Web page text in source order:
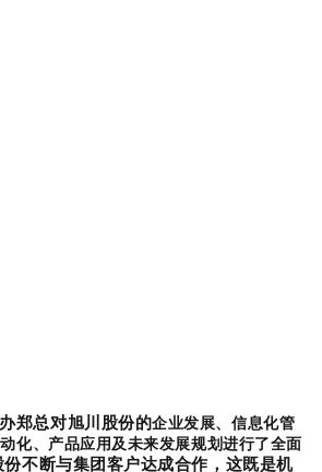
郑总对旭川股份的企业发展、信息化管
化、产品应用及未来发展规划进行了全面
份不断与集团客户达成合作，这既是机